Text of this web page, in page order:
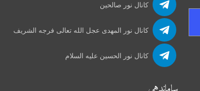
کانال نور صالحین
کانال نور المهدی عجل الله تعالی فرجه الشریف
کانال نور الحسین علیه السلام